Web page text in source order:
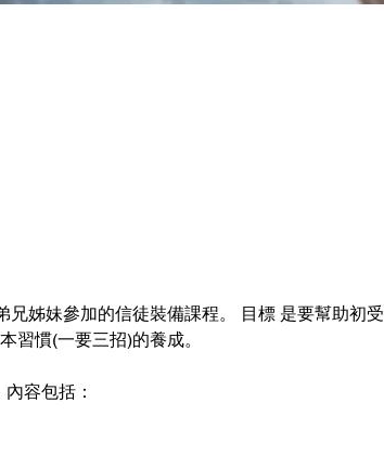
姊妹參加的信徒裝備課程。 目標 是要幫助初受
習慣(一要三招)的養成。
容包括：